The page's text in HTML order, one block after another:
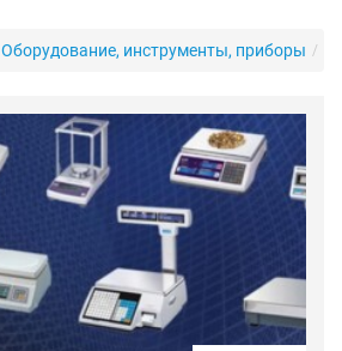
Оборудование, инструменты, приборы